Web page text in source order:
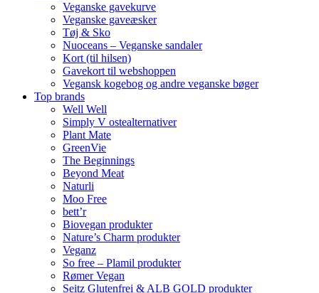
Veganske gavekurve
Veganske gaveæsker
Tøj & Sko
Nuoceans – Veganske sandaler
Kort (til hilsen)
Gavekort til webshoppen
Vegansk kogebog og andre veganske bøger
Top brands
Well Well
Simply V ostealternativer
Plant Mate
GreenVie
The Beginnings
Beyond Meat
Naturli
Moo Free
bett’r
Biovegan produkter
Nature’s Charm produkter
Veganz
So free – Plamil produkter
Rømer Vegan
Seitz Glutenfrei & ALB GOLD produkter